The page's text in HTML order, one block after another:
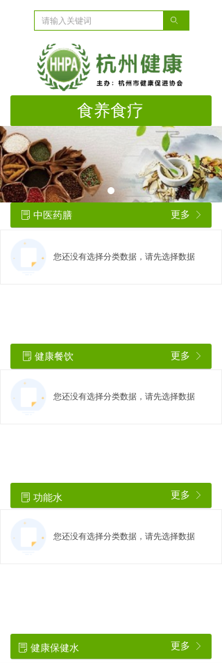
ꄙ
食养食疗
ꂓ 中医药膳 ꁕ
更多
您还没有选择分类数据，请先选择数据
ꂓ 健康餐饮 ꁕ
更多
您还没有选择分类数据，请先选择数据
ꂓ 功能水 ꁕ
更多
您还没有选择分类数据，请先选择数据
ꂓ 健康保健水 ꁕ
更多